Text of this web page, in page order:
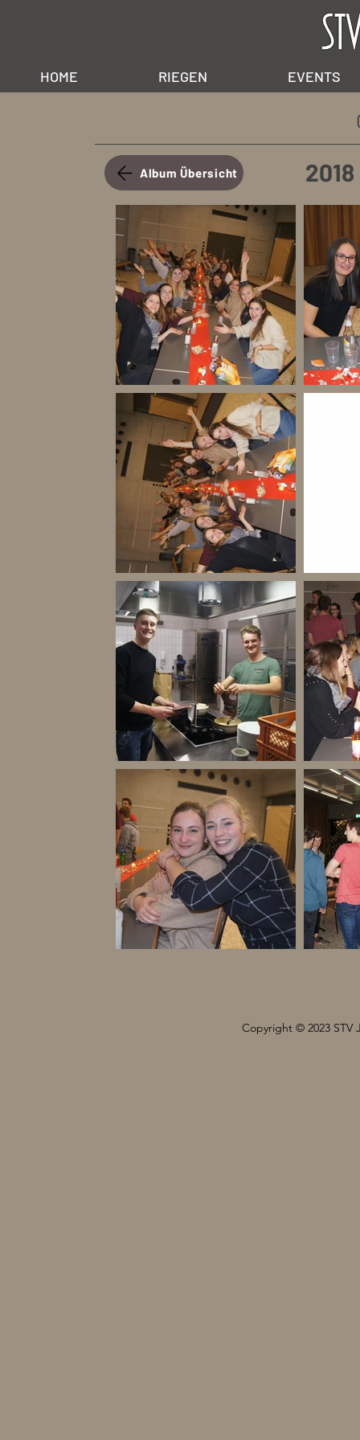
HOME RIEGEN EVENTS
Album Übersicht
Copyright © 2023 STV